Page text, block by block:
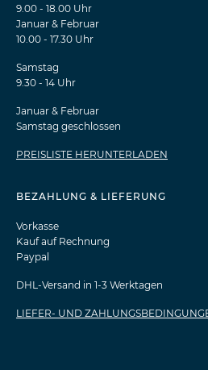
9.00 - 18.00 Uhr
Januar & Februar
10.00 - 17.30 Uhr
Samstag
9.30 - 14 Uhr
Januar & Februar
Samstag geschlossen
PREISLISTE HERUNTERLADEN
BEZAHLUNG & LIEFERUNG
Vorkasse
Kauf auf Rechnung
Paypal
DHL-Versand in 1-3 Werktagen
LIEFER- UND